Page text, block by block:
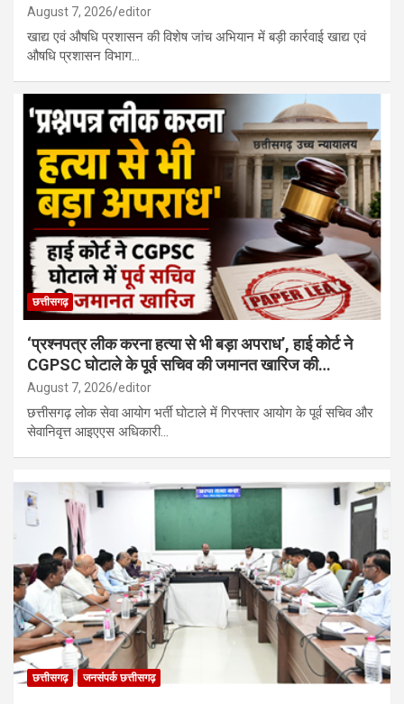
August 7, 2026 editor
खाद्य एवं औषधि प्रशासन की विशेष जांच अभियान में बड़ी कार्रवाई खाद्य एवं
औषधि प्रशासन विभाग…
छत्तीसगढ़
‘प्रश्नपत्र लीक करना हत्या से भी बड़ा अपराध’, हाई कोर्ट ने
CGPSC घोटाले के पूर्व सचिव की जमानत खारिज की…
August 7, 2026 editor
छत्तीसगढ़ लोक सेवा आयोग भर्ती घोटाले में गिरफ्तार आयोग के पूर्व सचिव और
सेवानिवृत्त आइएएस अधिकारी…
छत्तीसगढ़ जनसंपर्क छत्तीसगढ़